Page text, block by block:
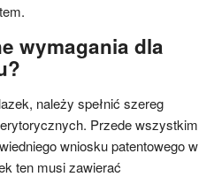
wymagania dla
należy spełnić szereg
Przede wszystkim
wniosku patentowego w
ten musi zawierać